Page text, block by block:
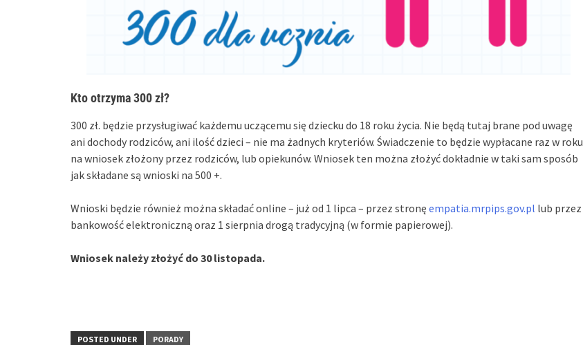
Kto otrzyma 300 zł?
300 zł. będzie przysługiwać każdemu uczącemu się dziecku do 18 roku życia. Nie będą tutaj brane pod uwagę
ani dochody rodziców, ani ilość dzieci – nie ma żadnych kryteriów. Świadczenie to będzie wypłacane raz w roku
na wniosek złożony przez rodziców, lub opiekunów. Wniosek ten można złożyć dokładnie w taki sam sposób
jak składane są wnioski na 500 +.
Wnioski będzie również można składać online – już od 1 lipca – przez stronę empatia.mrpips.gov.pl lub przez
bankowość elektroniczną oraz 1 sierpnia drogą tradycyjną (w formie papierowej).
Wniosek należy złożyć do 30 listopada.
POSTED UNDER PORADY